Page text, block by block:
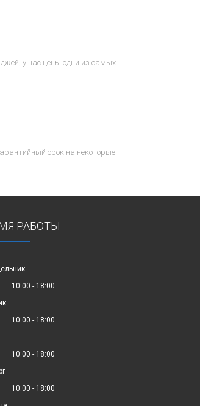
у нас цены одни из самых
срок на некоторые
РАБОТЫ
10:00 - 18:00
10:00 - 18:00
10:00 - 18:00
10:00 - 18:00